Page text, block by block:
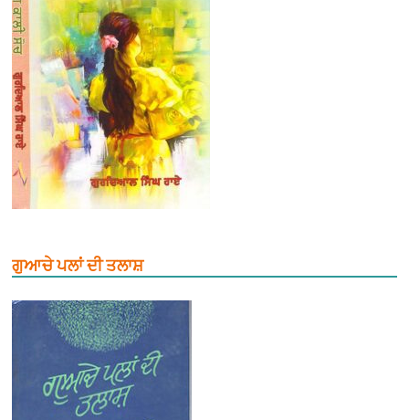
ਗੁਆਚੇ ਪਲਾਂ ਦੀ ਤਲਾਸ਼